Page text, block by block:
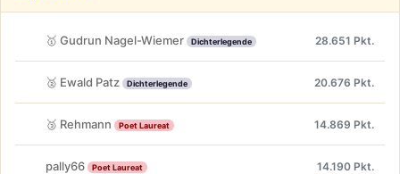
🥇 Gudrun Nagel-Wiemer Dichterlegende 28.651 Pkt.
🥈 Ewald Patz Dichterlegende 20.676 Pkt.
🥉 Rehmann Poet Laureat 14.869 Pkt.
pally66 Poet Laureat 14.190 Pkt.